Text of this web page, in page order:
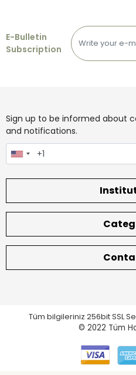
E-Bulletin
Subscription
Sign up to be informed about
and notifications.
Tüm bilgileriniz 256bit SSL
© 2022 Tüm